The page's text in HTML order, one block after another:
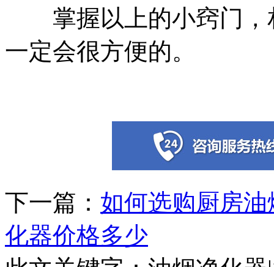
掌握以上的小窍门，
一定会很方便的。
下一篇： 如何选购厨房油
化器价格多少